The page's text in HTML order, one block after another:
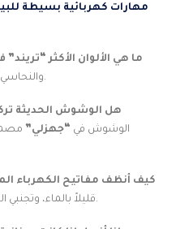
مهارات كهربائية بسيطة
ما هي الألوان الأكثر “تريند” في
الإسمنتي (Concrete)، والنحاسي المصقول.
هل الوشوش الحديثة
الوشوش في “جهزلي”
كيف أنظف مفاتيح الكهرباء
قليلاً بالماء، وتجنبي الكيماويات القوية للحفاظ على اللون.